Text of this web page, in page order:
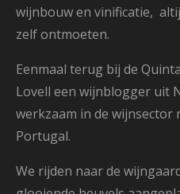
wijnbouw en vinificatie,
zelf ontmoeten.
Eenmaal terug bij de
Lovell een wijnblogger uit
werkzaam in de wijnsector
Portugal.
We rijden naar de